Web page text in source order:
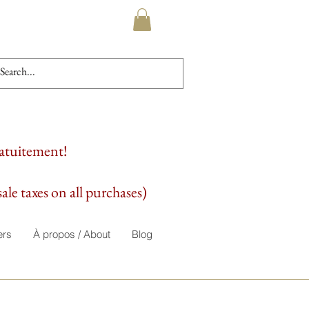
taxes on all purchases)
À propos / About Blog